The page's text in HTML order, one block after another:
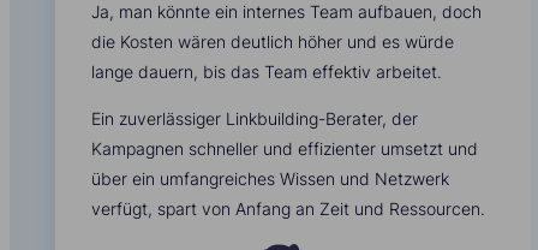
Ja, man könnte ein internes Team aufbauen, doch
die Kosten wären deutlich höher und es würde
lange dauern, bis das Team effektiv arbeitet.
Ein zuverlässiger Linkbuilding-Berater, der
Kampagnen schneller und effizienter umsetzt und
über ein umfangreiches Wissen und Netzwerk
verfügt, spart von Anfang an Zeit und Ressourcen.